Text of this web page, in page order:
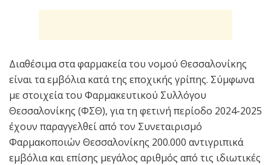
Διαθέσιμα στα φαρμακεία του νομού Θεσσαλονίκης
είναι τα εμβόλια κατά της εποχικής γρίπης. Σύμφωνα
με στοιχεία του Φαρμακευτικού Συλλόγου
Θεσσαλονίκης (ΦΣΘ), για τη φετινή περίοδο 2024-2025
έχουν παραγγελθεί από τον Συνεταιρισμό
Φαρμακοποιών Θεσσαλονίκης 200.000 αντιγριπικά
εμβόλια και επίσης μεγάλος αριθμός από τις ιδιωτικές